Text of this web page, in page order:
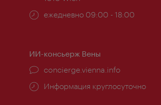
Часы
ежедневно 09:00 - 18:00
ИИ-консьерж Вены
concierge.vienna.info
Информация круглосуточно